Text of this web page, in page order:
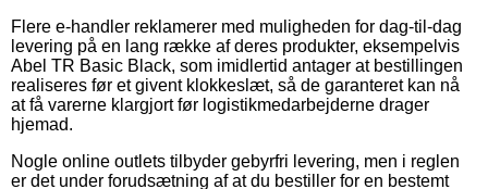
Flere e-handler reklamerer med muligheden for dag-til-dag
levering på en lang række af deres produkter, eksempelvis
Abel TR Basic Black, som imidlertid antager at bestillingen
realiseres før et givent klokkeslæt, så de garanteret kan nå
at få varerne klargjort før logistikmedarbejderne drager
hjemad.
Nogle online outlets tilbyder gebyrfri levering, men i reglen
er det under forudsætning af at du bestiller for en bestemt